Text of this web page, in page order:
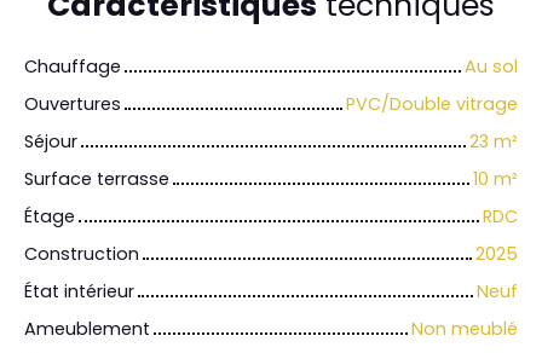
Chauffage
Au sol
Ouvertures
PVC/Double vitrage
Séjour
23 m²
Surface terrasse
10 m²
Étage
RDC
Construction
2025
État intérieur
Neuf
Ameublement
Non meublé